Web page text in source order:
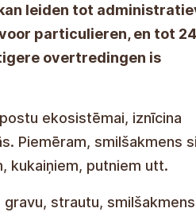
leiden tot
particulieren, en tot
overtredingen is
het ecosysteem,
zulke plaatsen bewonen.
microvarens,